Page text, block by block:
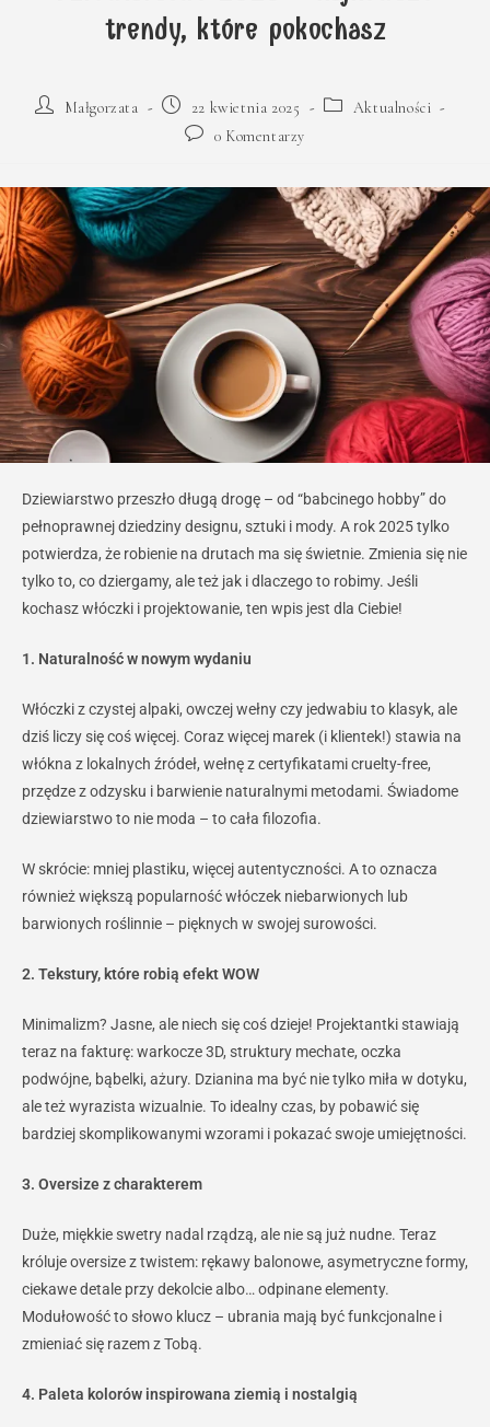
trendy, które pokochasz
Post Małgorzata
Post
published:
22 kwietnia 2025
Post Aktualności
Post 0 Komentarzy
Dziewiarstwo przeszło długą drogę – od “babcinego hobby” do
pełnoprawnej dziedziny designu, sztuki i mody. A rok 2025 tylko
potwierdza, że robienie na drutach ma się świetnie. Zmienia się nie
tylko to, co dziergamy, ale też jak i dlaczego to robimy. Jeśli
kochasz włóczki i projektowanie, ten wpis jest dla Ciebie!
1. Naturalność w nowym wydaniu
Włóczki z czystej alpaki, owczej wełny czy jedwabiu to klasyk, ale
dziś liczy się coś więcej. Coraz więcej marek (i klientek!) stawia na
włókna z lokalnych źródeł, wełnę z certyfikatami cruelty-free,
przędze z odzysku i barwienie naturalnymi metodami. Świadome
dziewiarstwo to nie moda – to cała filozofia.
W skrócie: mniej plastiku, więcej autentyczności. A to oznacza
również większą popularność włóczek niebarwionych lub
barwionych roślinnie – pięknych w swojej surowości.
2. Tekstury, które robią efekt WOW
Minimalizm? Jasne, ale niech się coś dzieje! Projektantki stawiają
teraz na fakturę: warkocze 3D, struktury mechate, oczka
podwójne, bąbelki, ażury. Dzianina ma być nie tylko miła w dotyku,
ale też wyrazista wizualnie. To idealny czas, by pobawić się
bardziej skomplikowanymi wzorami i pokazać swoje umiejętności.
3. Oversize z charakterem
Duże, miękkie swetry nadal rządzą, ale nie są już nudne. Teraz
króluje oversize z twistem: rękawy balonowe, asymetryczne formy,
ciekawe detale przy dekolcie albo… odpinane elementy.
Modułowość to słowo klucz – ubrania mają być funkcjonalne i
zmieniać się razem z Tobą.
4. Paleta kolorów inspirowana ziemią i nostalgią